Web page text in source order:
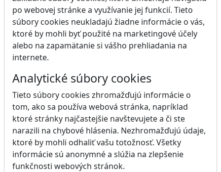
po webovej stránke a využívanie jej funkcií. Tieto
súbory cookies neukladajú žiadne informácie o vás,
ktoré by mohli byť použité na marketingové účely
alebo na zapamätanie si vášho prehliadania na
internete.
Analytické súbory cookies
Tieto súbory cookies zhromažďujú informácie o
tom, ako sa používa webová stránka, napríklad
ktoré stránky najčastejšie navštevujete a či ste
narazili na chybové hlásenia. Nezhromažďujú údaje,
ktoré by mohli odhaliť vašu totožnosť. Všetky
informácie sú anonymné a slúžia na zlepšenie
funkčnosti webových stránok.